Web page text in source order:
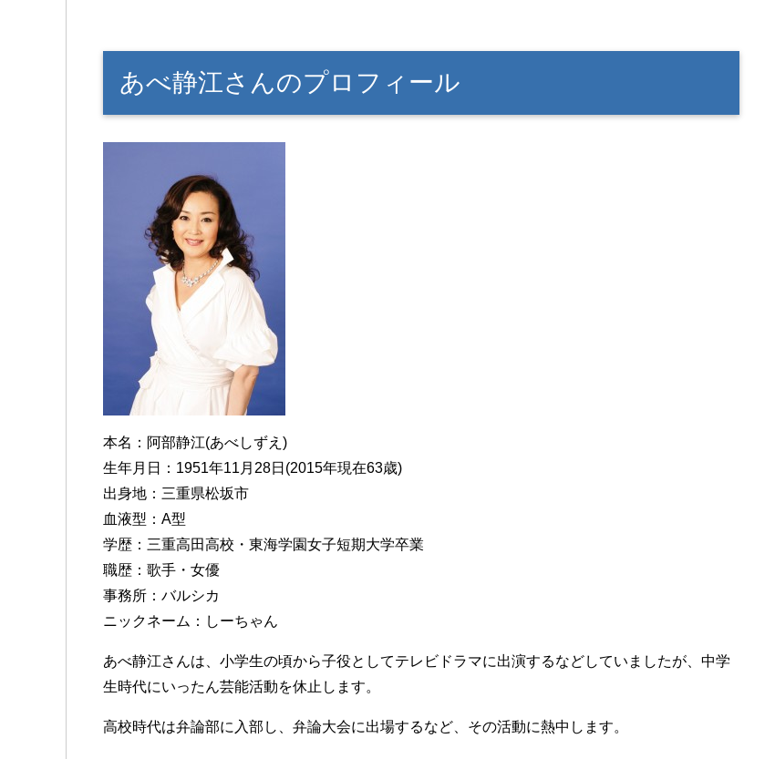
あべ静江さんのプロフィール
本名：阿部静江(あべしずえ)
生年月日：1951年11月28日(2015年現在63歳)
出身地：三重県松坂市
血液型：A型
学歴：三重高田高校・東海学園女子短期大学卒業
職歴：歌手・女優
事務所：バルシカ
ニックネーム：しーちゃん
あべ静江さんは、小学生の頃から子役としてテレビドラマに出演するなどしていましたが、中学
生時代にいったん芸能活動を休止します。
高校時代は弁論部に入部し、弁論大会に出場するなど、その活動に熱中します。